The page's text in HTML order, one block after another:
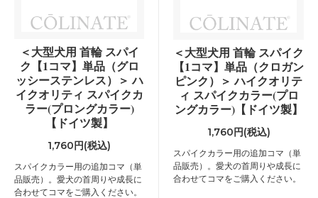
＜大型犬用 首輪 スパイ
ク【1コマ】単品（グロ
ッシーステンレス）＞ ハ
イクオリティ スパイクカ
ラー(プロングカラー)
【ドイツ製】
1,760円(税込)
スパイクカラー用の追加コマ（単
品販売）。愛犬の首周りや成長に
合わせてコマをご購入ください。
＜大型犬用 首輪 スパイク
【1コマ】単品（クロガン
ピンク）＞ ハイクオリテ
ィ スパイクカラー(プロ
ングカラー)【ドイツ製】
1,760円(税込)
スパイクカラー用の追加コマ（単
品販売）。愛犬の首周りや成長に
合わせてコマをご購入ください。